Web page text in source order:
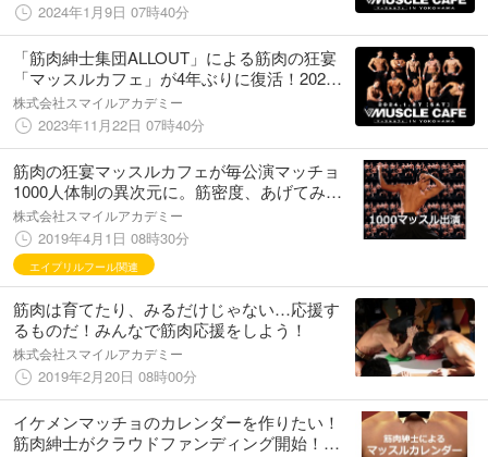
2024年1月9日 07時40分
「筋肉紳士集団ALLOUT」による筋肉の狂宴
「マッスルカフェ」が4年ぶりに復活！2024
年1月マッチョたちの祭典が横浜へ初上陸！
株式会社スマイルアカデミー
2023年11月22日 07時40分
筋肉の狂宴マッスルカフェが毎公演マッチョ
1000人体制の異次元に。筋密度、あげてみま
した
株式会社スマイルアカデミー
2019年4月1日 08時30分
エイプリルフール関連
筋肉は育てたり、みるだけじゃない…応援す
るものだ！みんなで筋肉応援をしよう！
株式会社スマイルアカデミー
2019年2月20日 08時00分
イケメンマッチョのカレンダーを作りたい！
筋肉紳士がクラウドファンディング開始！ム